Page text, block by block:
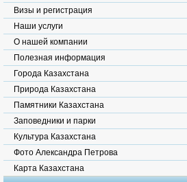
Визы и регистрация
Наши услуги
О нашей компании
Полезная информация
Города Казахстана
Природа Казахстана
Памятники Казахстана
Заповедники и парки
Культура Казахстана
Фото Александра Петрова
Карта Казахстана